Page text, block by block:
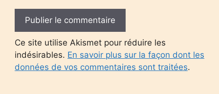
Ce site utilise Akismet pour réduire les
indésirables. En savoir plus sur la façon dont les
données de vos commentaires sont traitées.